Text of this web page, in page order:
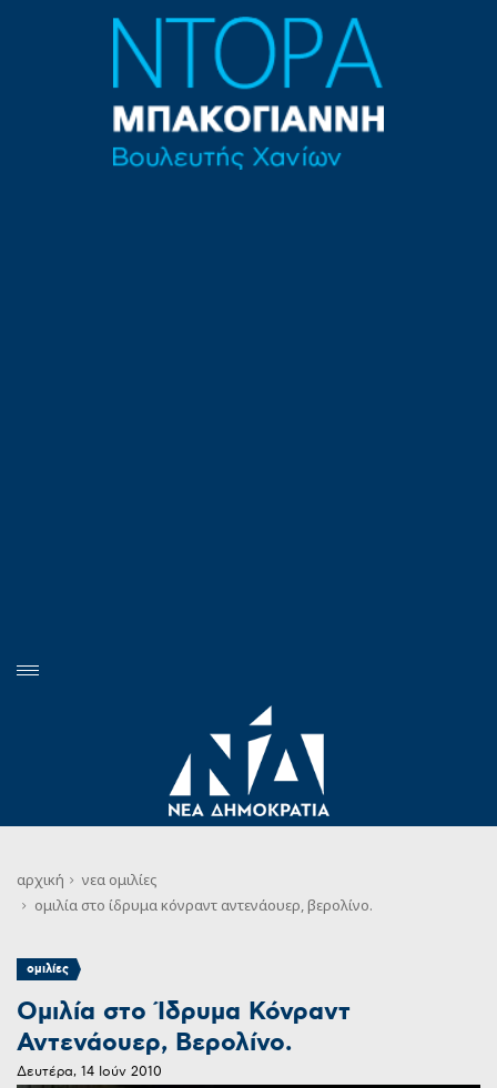
αρχική νεα ομιλίες
ομιλία στο ίδρυμα κόνραντ αντενάουερ, βερολίνο.
ομιλίες
Ομιλία στο Ίδρυμα Κόνραντ
Αντενάουερ, Βερολίνο.
Δευτέρα, 14 Ιούν 2010